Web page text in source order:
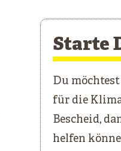
Starte
Du
für die
Bescheid,
helfen